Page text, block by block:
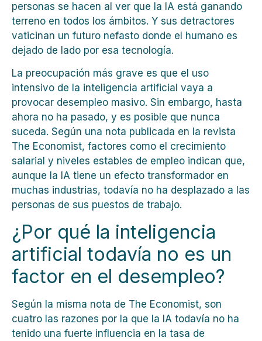
personas se hacen al ver que la IA está ganando
terreno en todos los ámbitos. Y sus detractores
vaticinan un futuro nefasto donde el humano es
dejado de lado por esa tecnología.
La preocupación más grave es que el uso
intensivo de la inteligencia artificial vaya a
provocar desempleo masivo. Sin embargo, hasta
ahora no ha pasado, y es posible que nunca
suceda. Según una nota publicada en la revista
The Economist, factores como el crecimiento
salarial y niveles estables de empleo indican que,
aunque la IA tiene un efecto transformador en
muchas industrias, todavía no ha desplazado a las
personas de sus puestos de trabajo.
¿Por qué la inteligencia
artificial todavía no es un
factor en el desempleo?
Según la misma nota de The Economist, son
cuatro las razones por la que la IA todavía no ha
tenido una fuerte influencia en la tasa de